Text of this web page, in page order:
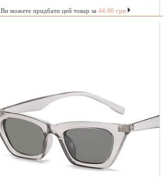
Ви можете придбати цей товар за 44.00 грн